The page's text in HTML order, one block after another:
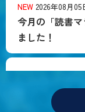
NEW 2026年08月05
今月の「読書
ました！
NEW 2026年08月
「私」を見つ
と100のあい